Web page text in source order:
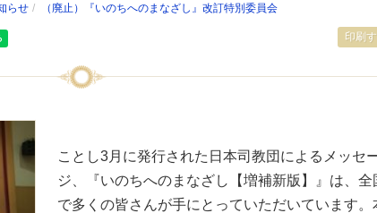
印刷
らせ （廃止）『いのちへのまなざし』改訂特別委員会
ことし3月に発行された日本司教団によるメッセ
ジ、『いのちへのまなざし【増補新版】』は、全
で多くの皆さんが手にとっていただいています。